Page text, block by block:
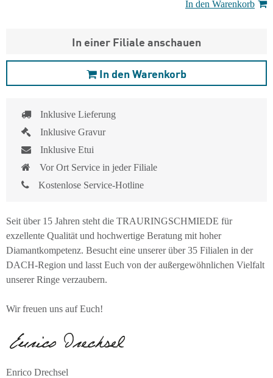
In den Warenkorb
In einer Filiale anschauen
In den Warenkorb
Inklusive Lieferung
Inklusive Gravur
Inklusive Etui
Vor Ort Service in jeder Filiale
Kostenlose Service-Hotline
Seit über 15 Jahren steht die TRAURINGSCHMIEDE für
exzellente Qualität und hochwertige Beratung mit hoher
Diamantkompetenz. Besucht eine unserer über 35 Filialen in der
DACH-Region und lasst Euch von der außergewöhnlichen Vielfalt
unserer Ringe verzaubern.
Wir freuen uns auf Euch!
Enrico Drechsel